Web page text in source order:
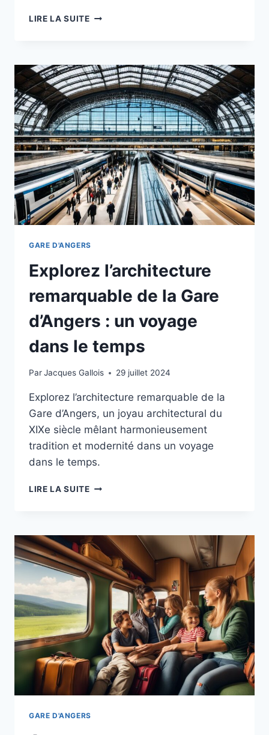
LIRE LA SUITEPRÉPAREZ-
VOYAGE
EN
TRAIN
DEPUIS
LA
GARE
D’ANGERS
:
CHECKLIST
POUR
UN
DÉPART
SEREIN
GARE D'ANGERS
Explorez l’architecture
remarquable de la Gare
d’Angers : un voyage
dans le temps
ParJacques Gallois 29 juillet 2024
Explorez l’architecture remarquable de la
Gare d’Angers, un joyau architectural du
XIXe siècle mêlant harmonieusement
tradition et modernité dans un voyage
dans le temps.
LIRE LA SUITEEXPLOREZ
LA
GARE
D’ANGERS
:
UN
VOYAGE
DANS
LE
TEMPS
GARE D'ANGERS